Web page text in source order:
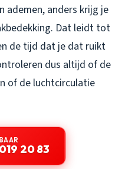
ademen, anders krijg je
Dat leidt tot
de tijd dat je dat ruikt
dus altijd of de
of de luchtcirculatie
20 83